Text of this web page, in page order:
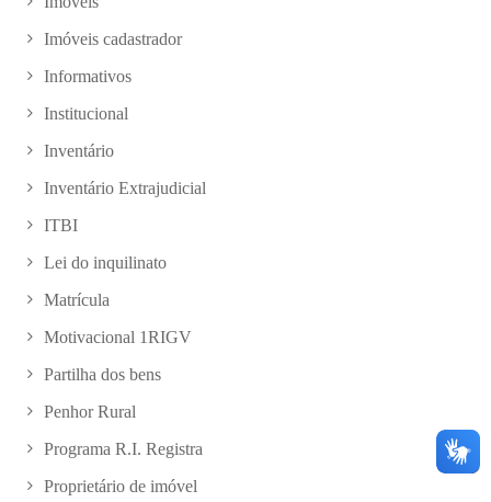
Imóveis cadastrador
Informativos
Institucional
Inventário
Inventário Extrajudicial
ITBI
Lei do inquilinato
Matrícula
Motivacional 1RIGV
Partilha dos bens
Penhor Rural
Programa R.I. Registra
Proprietário de imóvel